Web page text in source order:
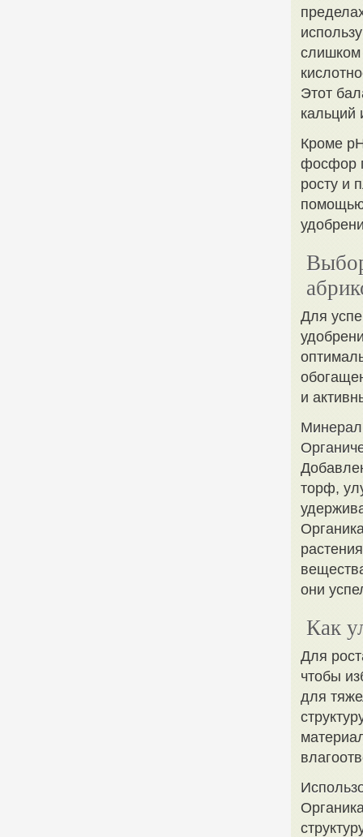
слишком
Этот
кальций
Кроме
фосфор
росту и
Для
и
торф,
они
Как
Для
чтобы
для